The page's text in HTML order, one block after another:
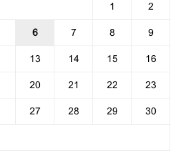
1 2
6 7 8 9
13 14 15 16
20 21 22 23
27 28 29 30